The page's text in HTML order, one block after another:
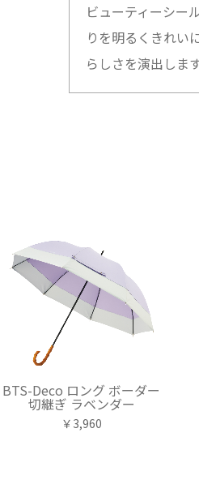
ビューティーシー
りを明るくきれい
らしさを演出します
BTS-Deco ロング ボーダー
切継ぎ ラベンダー
￥3,960